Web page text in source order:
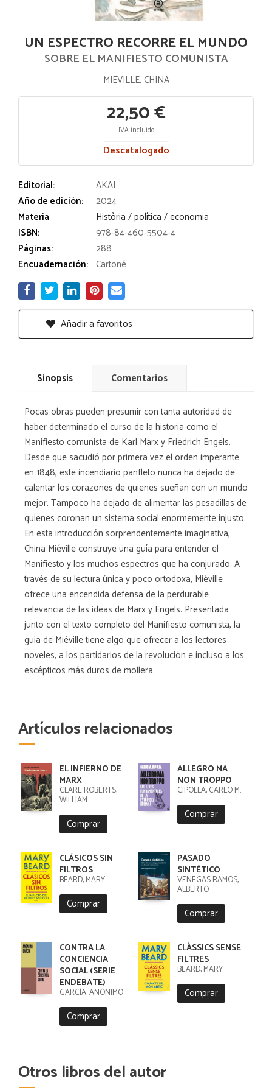
UN ESPECTRO RECORRE EL MUNDO
SOBRE EL MANIFIESTO COMUNISTA
MIEVILLE, CHINA
22,50 €
IVA incluido
Descatalogado
Editorial:
AKAL
Año de edición:
2024
Materia
Història / política / economia
ISBN:
978-84-460-5504-4
Páginas:
288
Encuadernación: Cartoné
Añadir a favoritos
Sinopsis Comentarios
Pocas obras pueden presumir con tanta autoridad de
haber determinado el curso de la historia como el
Manifiesto comunista de Karl Marx y Friedrich Engels.
Desde que sacudió por primera vez el orden imperante
en 1848, este incendiario panfleto nunca ha dejado de
calentar los corazones de quienes sueñan con un mundo
mejor. Tampoco ha dejado de alimentar las pesadillas de
quienes coronan un sistema social enormemente injusto.
En esta introducción sorprendentemente imaginativa,
China Miéville construye una guía para entender el
Manifiesto y los muchos espectros que ha conjurado. A
través de su lectura única y poco ortodoxa, Miéville
ofrece una encendida defensa de la perdurable
relevancia de las ideas de Marx y Engels. Presentada
junto con el texto completo del Manifiesto comunista, la
guía de Miéville tiene algo que ofrecer a los lectores
noveles, a los partidarios de la revolución e incluso a los
escépticos más duros de mollera.
Artículos relacionados
EL INFIERNO DE
MARX
CLARE ROBERTS,
WILLIAM
Comprar
ALLEGRO MA
NON TROPPO
CIPOLLA, CARLO M.
Comprar
CLÁSICOS SIN
FILTROS
BEARD, MARY
Comprar
PASADO
SINTÉTICO
VENEGAS RAMOS,
ALBERTO
Comprar
CONTRA LA
CONCIENCIA
SOCIAL (SERIE
ENDEBATE)
GARCÍA, ANÓNIMO
Comprar
CLÀSSICS SENSE
FILTRES
BEARD, MARY
Comprar
Otros libros del autor